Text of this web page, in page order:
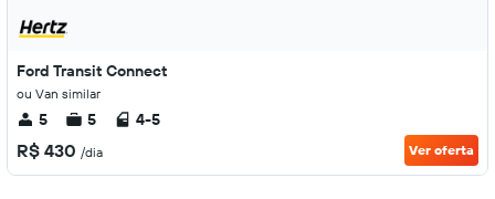
Ford Transit Connect
ou Van similar
5 5 4-5
R$ 430 /dia Ver oferta